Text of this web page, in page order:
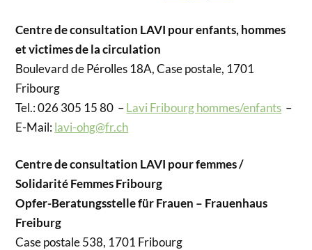
Centre de consultation LAVI pour enfants, hommes
et victimes de la circulation
Boulevard de Pérolles 18A, Case postale, 1701
Fribourg
Tel.: 026 305 15 80 –Lavi Fribourg hommes/enfants –
E-Mail:lavi-ohg@fr.ch
Centre de consultation LAVI pour femmes /
Solidarité Femmes Fribourg
Opfer-Beratungsstelle für Frauen – Frauenhaus
Freiburg
Case postale 538, 1701 Fribourg